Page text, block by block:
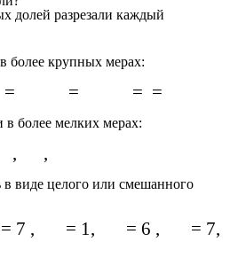
разрезали каждый
более крупных мерах:
= = = =
в более мелких мерах:
, ,
в виде целого или смешанного
= 7 , = 1, = 6 ,
= 7,